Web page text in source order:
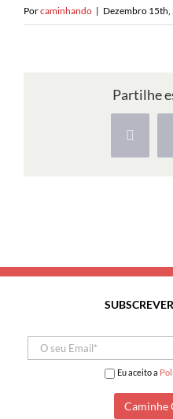
Porcaminhando | Dezembro 15th,
Partilhe
Eu aceito a